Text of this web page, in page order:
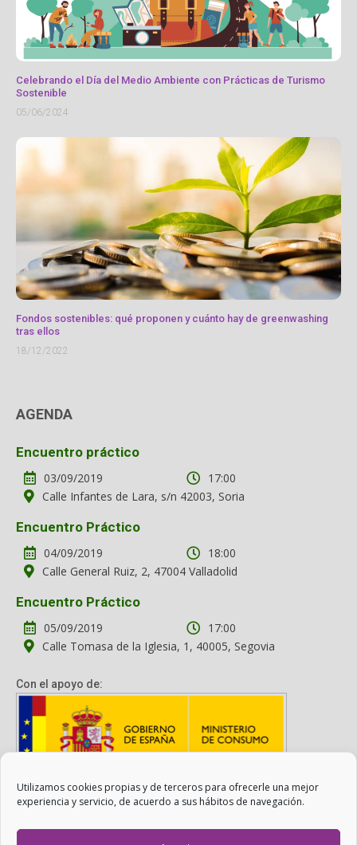
Utilizamos cookies propias y de terceros para ofrecerle una mejor
experiencia y servicio, de acuerdo a sus hábitos de navegación.
Celebrando el Día del Medio Ambiente con Prácticas de Turismo
Sostenible
05/06/2024
Fondos sostenibles: qué proponen y cuánto hay de greenwashing
tras ellos
18/12/2022
AGENDA
Encuentro práctico
03/09/2019
17:00
Calle Infantes de Lara, s/n 42003, Soria
Encuentro Práctico
04/09/2019
18:00
Calle General Ruiz, 2, 47004 Valladolid
Encuentro Práctico
05/09/2019
17:00
Calle Tomasa de la Iglesia, 1, 40005, Segovia
Con el apoyo de:
Con el apoyo del Ministerio de Consumo. Su contenido es
responsabilidad exclusiva de la asociación.